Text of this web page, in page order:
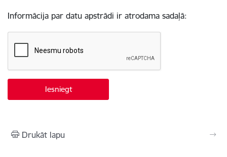
Informācija par datu apstrādi ir atrodama sadaļā:
Drukāt lapu